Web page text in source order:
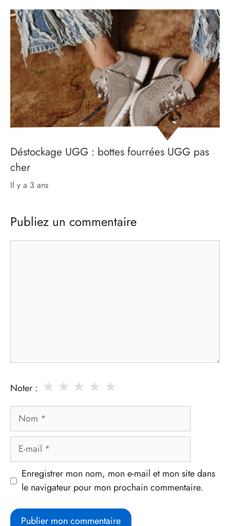
Déstockage UGG : bottes fourrées UGG pas
cher
il y a 3 ans
Publiez un commentaire
Noter : ★
★
★
★
★
Nom
Enregistrer mon nom, mon e-mail et mon site dans
le navigateur pour mon prochain commentaire.